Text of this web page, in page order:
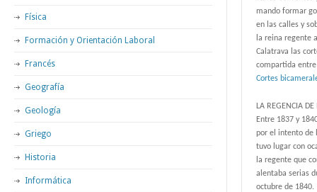
mando formar
en las calles y
la reina regente
Calatrava las
compartida entre
Cortes
LA REGENCIA DE
Entre 1837 y
por el intento de
tuvo lugar con
la regente que
alentaba serias
octubre de 1840.
Física
Formación y Orientación Laboral
Francés
Geografía
Geología
Griego
Historia
Informática